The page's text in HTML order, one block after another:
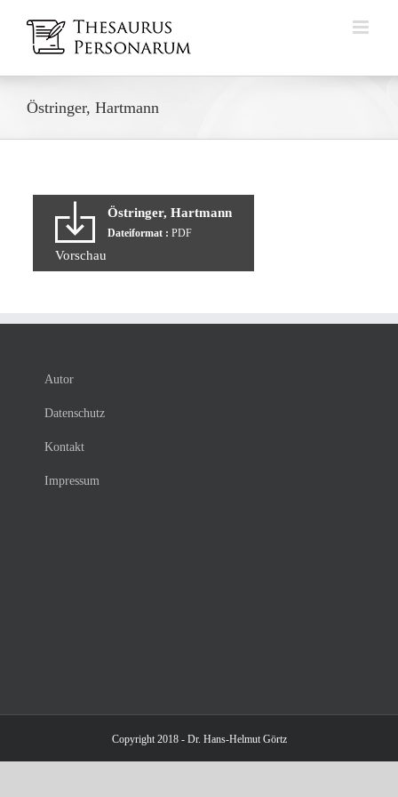
Inhalt
springen
Östringer, Hartmann
Östringer, Hartmann
Dateiformat : PDF
Vorschau
Autor
Datenschutz
Kontakt
Impressum
Copyright 2018 - Dr. Hans-Helmut Görtz